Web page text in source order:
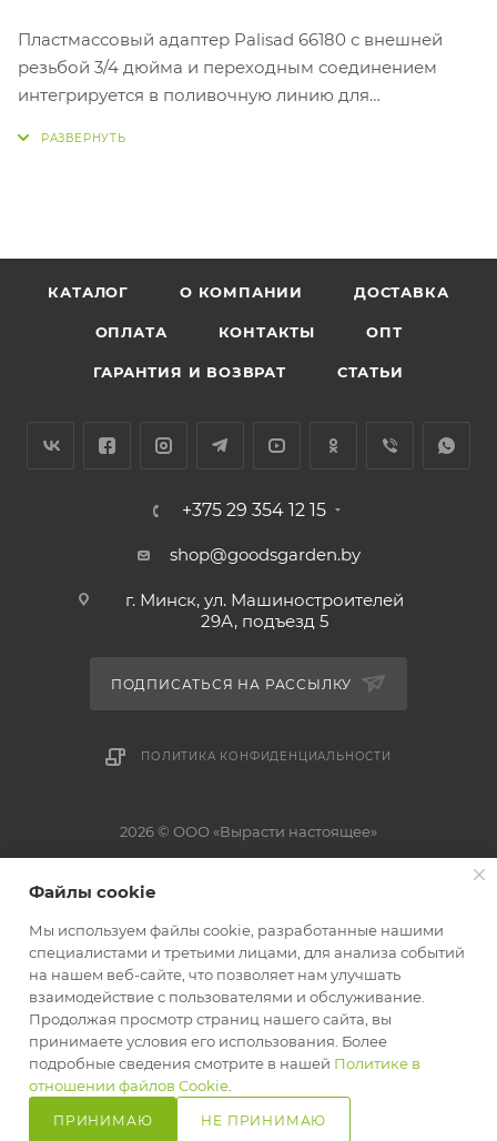
В КОРЗИНУ
Пластмассовый адаптер Palisad 66180 с внешней
резьбой 3/4 дюйма и переходным соединением
интегрируется в поливочную линию для
Изготовлен из ударопрочного ABS-пластика,
поэтому устойчив к повреждениям и долговечен.
без использования дополнительного переходника.
Благодаря стандартным размерам совместим с 90%
КАТАЛОГ О КОМПАНИИ ДОСТАВКА
ОПЛАТА КОНТАКТЫ ОПТ
ГАРАНТИЯ И ВОЗВРАТ СТАТЬИ
+375 29 354 12 15
shop@goodsgarden.by
г. Минск, ул. Машиностроителей
29А, подъезд 5
ПОДПИСАТЬСЯ НА РАССЫЛКУ
ПОЛИТИКА КОНФИДЕНЦИАЛЬНОСТИ
2026 © ООО «Вырасти настоящее»
Юридический адрес: 220118, г. Минск, ул. Машиностроителей 29А-3.
Свидетельство о государственной регистрации №0163387 от 27.05.2019 г.
выдано Минским горисполкомом. Зарегистрирован в Едином Торговом
реестре Республики Беларусь от 13.12.2024 за №737275. Оплата
осуществляется в форме наличного или безналичного расчета: ЕРИП, bePaid
Файлы cookie
Мы используем файлы cookie, разработанные нашими
специалистами и третьими лицами, для анализа событий
на нашем веб-сайте, что позволяет нам улучшать
взаимодействие с пользователями и обслуживание.
Продолжая просмотр страниц нашего сайта, вы
принимаете условия его использования. Более
подробные сведения смотрите в нашей Политике в
отношении файлов Cookie
ПРИНИМАЮ
НЕ ПРИНИМАЮ